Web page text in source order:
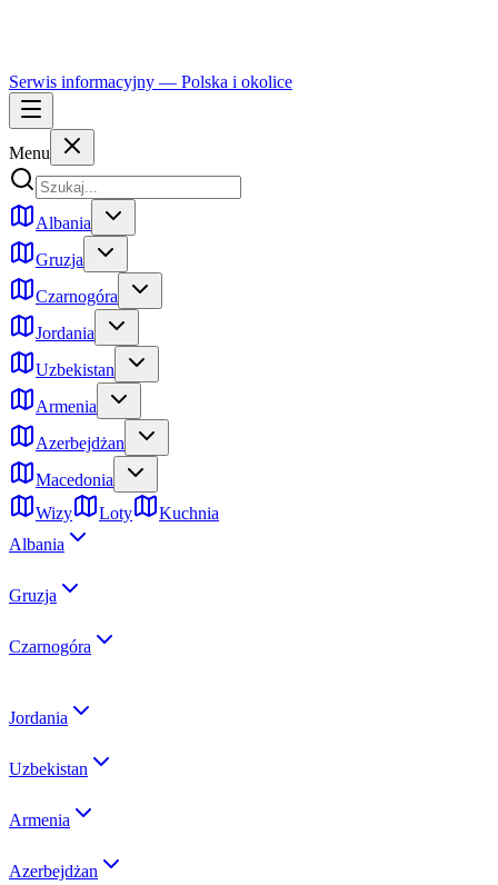
Serwis informacyjny — Polska i okolice
Menu
Albania
Gruzja
Czarnogóra
Jordania
Uzbekistan
Armenia
Azerbejdżan
Macedonia
Wizy
Loty
Kuchnia
Albania
Gruzja
Czarnogóra
Jordania
Uzbekistan
Armenia
Azerbejdżan